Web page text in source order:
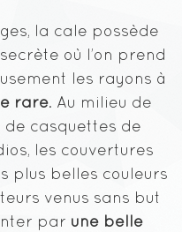
la cale possède
où l’on prend
les rayons à
rare. Au milieu de
casquettes de
les couvertures
plus belles couleurs
venus sans but
par une belle